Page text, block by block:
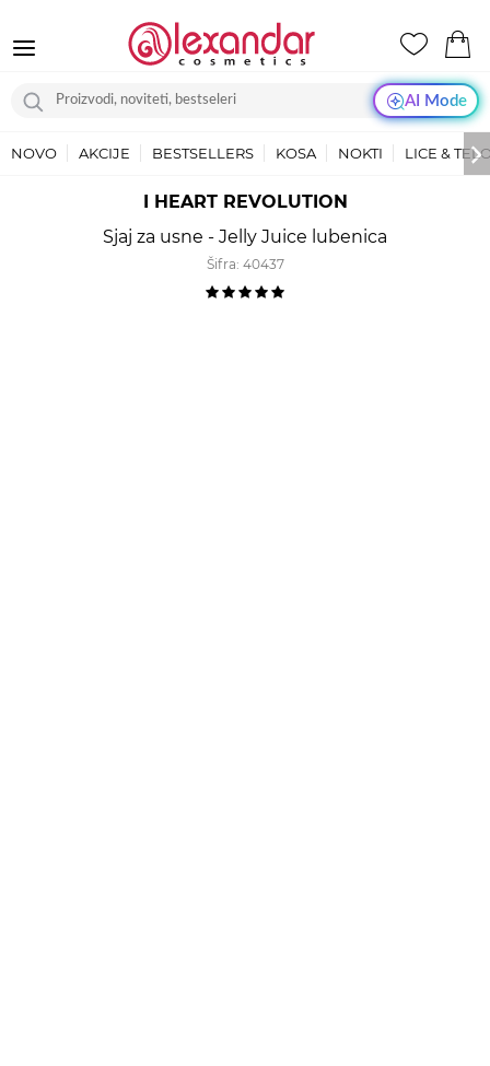
AI Mode
NOVO AKCIJE BESTSELLERS KOSA NOKTI LICE &
I HEART REVOLUTION
Sjaj za usne - Jelly Juice lubenica
Šifra: 40437